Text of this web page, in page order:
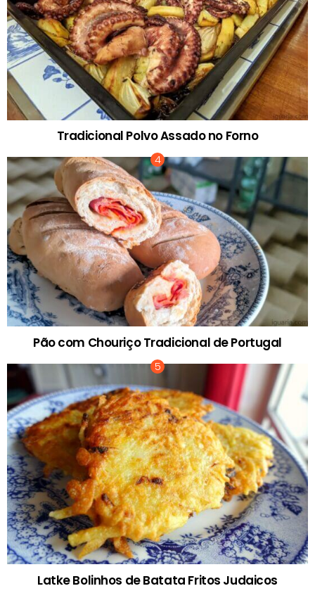
Tradicional Polvo Assado no Forno
Pão com Chouriço Tradicional de Portugal
Latke Bolinhos de Batata Fritos Judaicos